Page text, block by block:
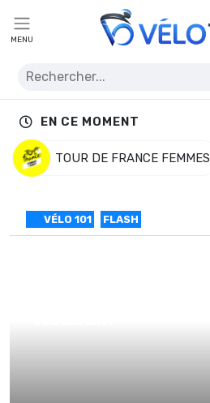
MENU
EN CE MOMENT
TOUR DE FRANCE FEMMES
VÉLO 101 FLASH